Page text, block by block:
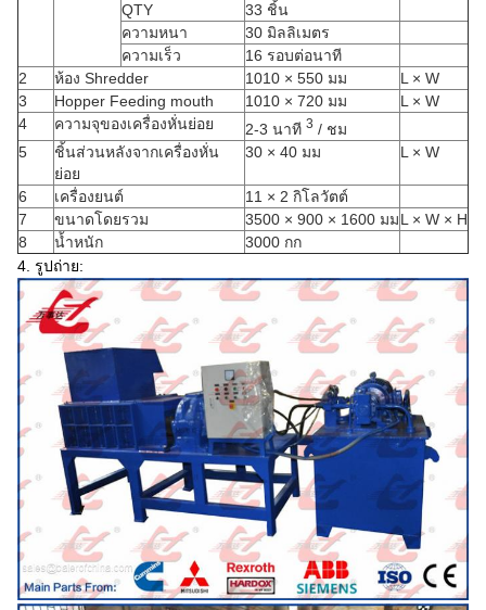
QTY
33 ชิ้น
ความหนา
30 มิลลิเมตร
ความเร็ว
16 รอบต่อนาที
2
ห้อง Shredder 1010 × 550 มม
L × W
3
Hopper Feeding mouth 1010 × 720 มม
L × W
4
ความจุของเครื่องหั่นย่อย 2-3 นาที 3 / ชม
5
ชิ้นส่วนหลังจากเครื่องหั่น
ย่อย
30 × 40 มม L × W
6 เครื่องยนต์
11 × 2 กิโลวัตต์
7
ขนาดโดยรวม 3500 × 900 × 1600 มมL × W × H
8
น้ำหนัก
3000 กก
4. รูปถ่าย: